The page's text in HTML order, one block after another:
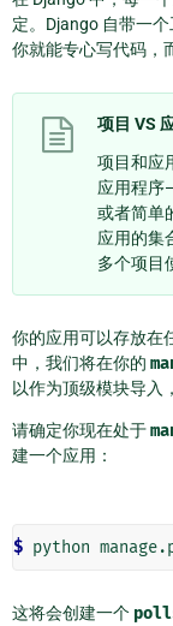
定。Django 自带一
你就能专心写代码，
项目 VS
项目和应
应用程序
或者简单
应用的集
多个项目
你的应用可以存放在
中，我们将在你的
以作为顶级模块导入
请确定你现在处于
建一个应用：
$
这将会创建一个